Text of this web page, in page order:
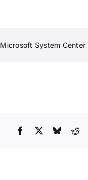
Microsoft System Center